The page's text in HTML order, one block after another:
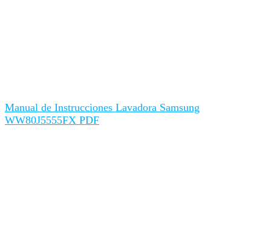
Manual de Instrucciones Lavadora Samsung
WW80J5555FX PDF